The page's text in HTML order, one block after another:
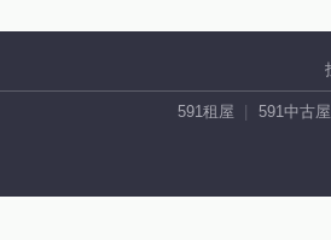
591租屋 591中古屋